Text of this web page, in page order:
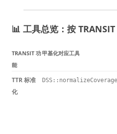
📊 工具总览：按
TRANSIT 功
能
甲基化对应工具
TTR 标准
化